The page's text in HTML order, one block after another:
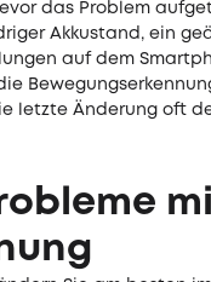
das Problem
Akkustand, ein
auf dem
letzte Änderung oft